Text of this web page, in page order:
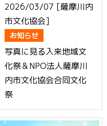
2026/03/07 [薩摩川内
市文化協会]
お知らせ
写真に見る入来地域文
化祭＆NPO法人薩摩川
内市文化協会合同文化
祭